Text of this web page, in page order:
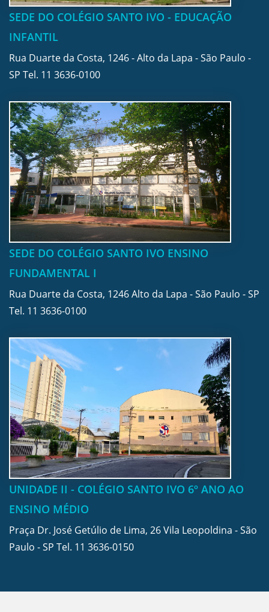
SEDE DO COLÉGIO SANTO IVO - EDUCAÇÃO
INFANTIL
Rua Duarte da Costa, 1246 - Alto da Lapa - São Paulo -
SP Tel. 11 3636-0100
SEDE DO COLÉGIO SANTO IVO ENSINO
FUNDAMENTAL I
Rua Duarte da Costa, 1246 Alto da Lapa - São Paulo - SP
Tel. 11 3636-0100
UNIDADE II - COLÉGIO SANTO IVO 6º ANO AO
ENSINO MÉDIO
Praça Dr. José Getúlio de Lima, 26 Vila Leopoldina - São
Paulo - SP Tel. 11 3636-0150